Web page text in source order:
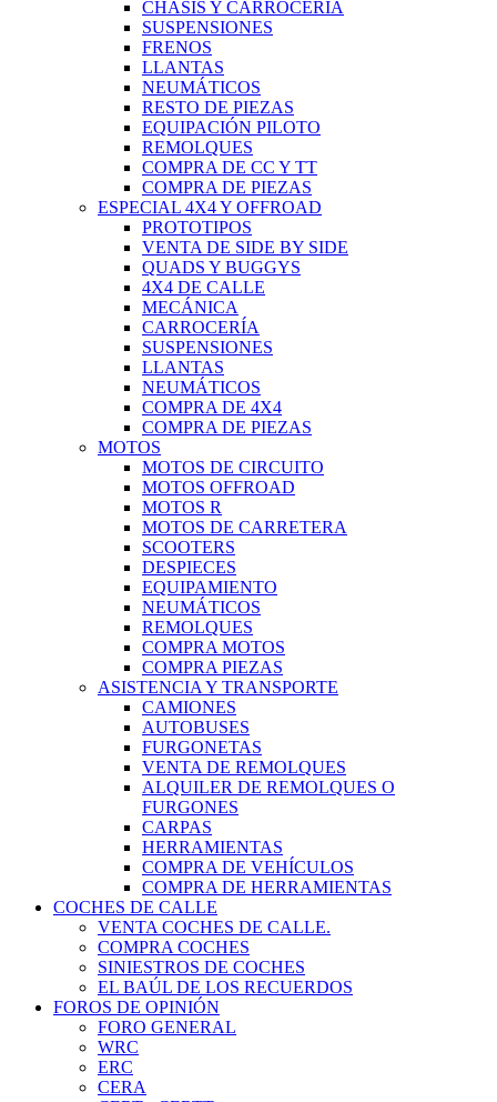
CHASIS Y CARROCERÍA
SUSPENSIONES
FRENOS
LLANTAS
NEUMÁTICOS
RESTO DE PIEZAS
EQUIPACIÓN PILOTO
REMOLQUES
COMPRA DE CC Y TT
COMPRA DE PIEZAS
ESPECIAL 4X4 Y OFFROAD
PROTOTIPOS
VENTA DE SIDE BY SIDE
QUADS Y BUGGYS
4X4 DE CALLE
MECÁNICA
CARROCERÍA
SUSPENSIONES
LLANTAS
NEUMÁTICOS
COMPRA DE 4X4
COMPRA DE PIEZAS
MOTOS
MOTOS DE CIRCUITO
MOTOS OFFROAD
MOTOS R
MOTOS DE CARRETERA
SCOOTERS
DESPIECES
EQUIPAMIENTO
NEUMÁTICOS
REMOLQUES
COMPRA MOTOS
COMPRA PIEZAS
ASISTENCIA Y TRANSPORTE
CAMIONES
AUTOBUSES
FURGONETAS
VENTA DE REMOLQUES
ALQUILER DE REMOLQUES O
FURGONES
CARPAS
HERRAMIENTAS
COMPRA DE VEHÍCULOS
COMPRA DE HERRAMIENTAS
COCHES DE CALLE
VENTA COCHES DE CALLE.
COMPRA COCHES
SINIESTROS DE COCHES
EL BAÚL DE LOS RECUERDOS
FOROS DE OPINIÓN
FORO GENERAL
WRC
ERC
CERA